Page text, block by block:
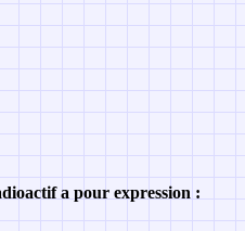
a pour expression :